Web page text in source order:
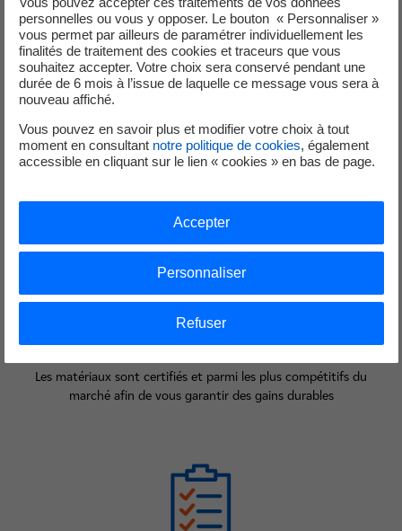
Un partenaire EDF qualifié
Nous vous proposons des professionnels qualifiés et certifiés RGE
(Reconnu Garant de l’Environnement)
Des matériaux de qualité
Les matériaux sont certifiés et parmi les plus compétitifs du
marché afin de vous garantir des gains durables
personnelles ou vous y opposer. Le bouton « Personnaliser »
vous permet par ailleurs de paramétrer individuellement les
finalités de traitement des cookies et traceurs que vous
souhaitez accepter. Votre choix sera conservé pendant une
durée de 6 mois à l’issue de laquelle ce message vous sera à
nouveau affiché.
Vous pouvez en savoir plus et modifier votre choix à tout
moment en consultant notre politique de cookies, également
accessible en cliquant sur le lien « cookies » en bas de page.
Refuser
Personnaliser
Accepter